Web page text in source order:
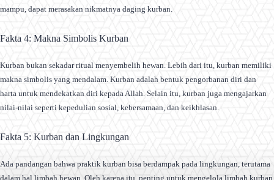
mampu, dapat merasakan nikmatnya daging kurban.
Fakta 4: Makna Simbolis Kurban
Kurban bukan sekadar ritual menyembelih hewan. Lebih dari itu, kurban memiliki
makna simbolis yang mendalam. Kurban adalah bentuk pengorbanan diri dan
harta untuk mendekatkan diri kepada Allah. Selain itu, kurban juga mengajarkan
nilai-nilai seperti kepedulian sosial, kebersamaan, dan keikhlasan.
Fakta 5: Kurban dan Lingkungan
Ada pandangan bahwa praktik kurban bisa berdampak pada lingkungan, terutama
dalam hal limbah hewan. Oleh karena itu, penting untuk mengelola limbah kurban